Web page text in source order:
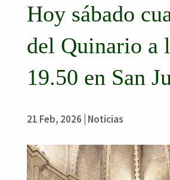
Hoy sábado
del Quinario a
19.50 en San
21 Feb, 2026 Noticias